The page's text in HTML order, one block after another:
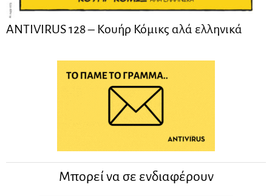
ANTIVIRUS 128 – Kουήρ Κόμικς αλά ελληνικά
Μπορεί να σε ενδιαφέρουν